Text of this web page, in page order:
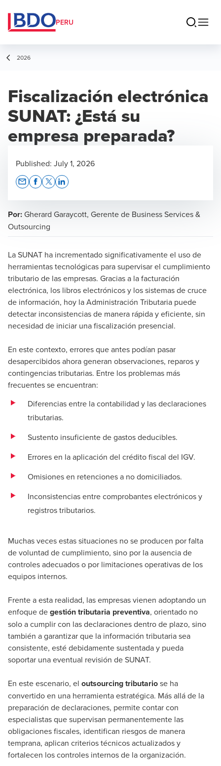
PERU
2026
Fiscalización electrónica
SUNAT: ¿Está su
empresa preparada?
Por:Gherard Garaycott, Gerente de Business Services &
Outsourcing
La SUNAT ha incrementado significativamente el uso de
herramientas tecnológicas para supervisar el cumplimiento
tributario de las empresas. Gracias a la facturación
electrónica, los libros electrónicos y los sistemas de cruce
de información, hoy la Administración Tributaria puede
detectar inconsistencias de manera rápida y eficiente, sin
necesidad de iniciar una fiscalización presencial.
En este contexto, errores que antes podían pasar
desapercibidos ahora generan observaciones, reparos y
contingencias tributarias. Entre los problemas más
frecuentes se encuentran:
Diferencias entre la contabilidad y las declaraciones
tributarias.
Sustento insuficiente de gastos deducibles.
Errores en la aplicación del crédito fiscal del IGV.
Omisiones en retenciones a no domiciliados.
Inconsistencias entre comprobantes electrónicos y
registros tributarios.
Muchas veces estas situaciones no se producen por falta
de voluntad de cumplimiento, sino por la ausencia de
controles adecuados o por limitaciones operativas de los
equipos internos.
Frente a esta realidad, las empresas vienen adoptando un
enfoque degestión tributaria preventiva, orientado no
solo a cumplir con las declaraciones dentro de plazo, sino
también a garantizar que la información tributaria sea
consistente, esté debidamente sustentada y pueda
soportar una eventual revisión de SUNAT.
En este escenario, el outsourcing tributariose ha
convertido en una herramienta estratégica. Más allá de la
preparación de declaraciones, permite contar con
especialistas que supervisan permanentemente las
obligaciones fiscales, identifican riesgos de manera
temprana, aplican criterios técnicos actualizados y
fortalecen los controles internos de la organización.
Published: July 1, 2026